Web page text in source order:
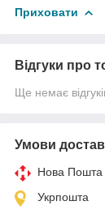
Приховати
Відгуки про
Ще немає
Умови
Нова Пошта
Укрпошта